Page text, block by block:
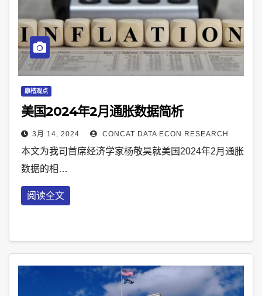
康楷观点
美国2024年2月通胀数据简析
3月 14, 2024 CONCAT DATA ECON RESEARCH
本文为我司首席经济学家杨敬昊就美国2024年2月通胀
数据的相…
阅读全文